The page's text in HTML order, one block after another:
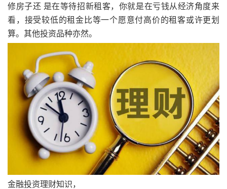
修房子还 是在等待招新租客，你就是在亏钱从经济角度来
看，接受较低的租金比等一个愿意付高价的租客或许更划
算。其他投资品种亦然。
金融投资理财知识，